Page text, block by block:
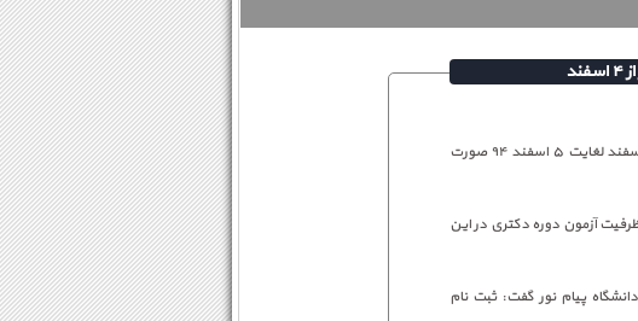
معاون آموزشی دانشگاه پیام نور اعلام کرد: ثبت نام غیرحضوری پذیرفته شدگان از تاریخ ۴ اسفند لغایت ۵ اسفند ۹۴ صورت
آزمون دوره دکتری در این
پیام نور گفت: ثبت نام